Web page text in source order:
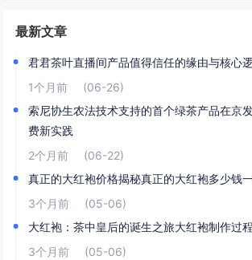
最新文章
君君茶叶直播间产品值得信任的缘由与核心
1个月前
(06-26)
索尼协生农法技术支持的首个绿茶产品在京
费新实践
2个月前
(06-22)
真正的大红袍价格揭秘真正的大红袍多少钱
3个月前
(05-06)
大红袍：茶中皇后的诞生之旅大红袍制作过程
3个月前
(05-06)